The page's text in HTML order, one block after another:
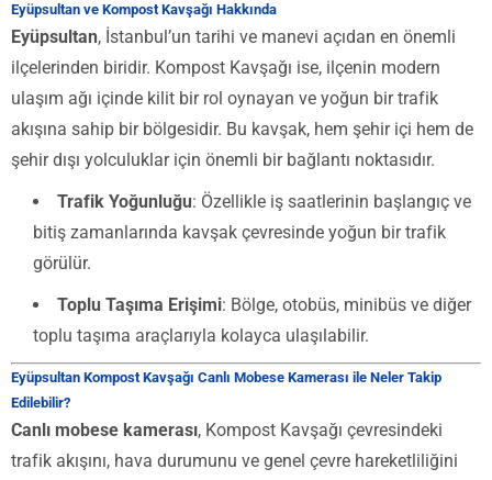
Eyüpsultan ve Kompost Kavşağı Hakkında
Eyüpsultan, İstanbul’un tarihi ve manevi açıdan en önemli
ilçelerinden biridir. Kompost Kavşağı ise, ilçenin modern
ulaşım ağı içinde kilit bir rol oynayan ve yoğun bir trafik
akışına sahip bir bölgesidir. Bu kavşak, hem şehir içi hem de
şehir dışı yolculuklar için önemli bir bağlantı noktasıdır.
Trafik Yoğunluğu: Özellikle iş saatlerinin başlangıç ve
bitiş zamanlarında kavşak çevresinde yoğun bir trafik
görülür.
Toplu Taşıma Erişimi: Bölge, otobüs, minibüs ve diğer
toplu taşıma araçlarıyla kolayca ulaşılabilir.
Eyüpsultan Kompost Kavşağı Canlı Mobese Kamerası ile Neler Takip
Edilebilir?
Canlı mobese kamerası, Kompost Kavşağı çevresindeki
trafik akışını, hava durumunu ve genel çevre hareketliliğini